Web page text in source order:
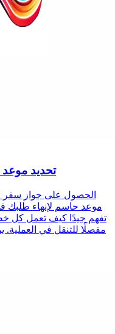
تحديد موعد
موعد حاسم لإنهاء طلبك
تفهم جيدًا كيف تعمل كل
مفصلًا للتنقل في